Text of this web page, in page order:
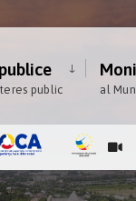
public al